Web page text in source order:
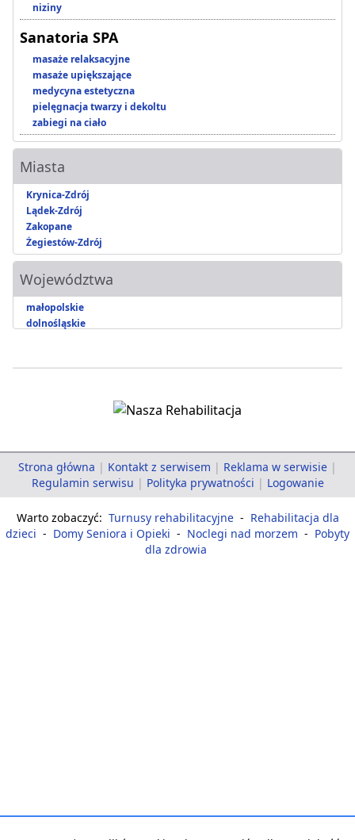
niziny
Sanatoria SPA
masaże relaksacyjne
masaże upiększające
medycyna estetyczna
pielęgnacja twarzy i dekoltu
zabiegi na ciało
Miasta
Krynica-Zdrój
Lądek-Zdrój
Zakopane
Żegiestów-Zdrój
Województwa
małopolskie
dolnośląskie
Strona główna | Kontakt z serwisem | Reklama w serwisie |
Regulamin serwisu | Polityka prywatności | Logowanie
Warto zobaczyć: Turnusy rehabilitacyjne - Rehabilitacja dla
dzieci - Domy Seniora i Opieki - Noclegi nad morzem - Pobyty
dla zdrowia